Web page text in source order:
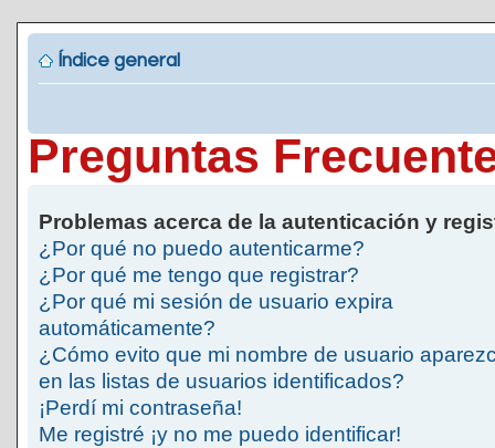
Índice general
Preguntas
Problemas acerca de la autenticación y
¿Por qué no puedo autenticarme?
¿Por qué me tengo que registrar?
¿Por qué mi sesión de usuario expira
automáticamente?
¿Cómo evito que mi nombre de usuario
en las listas de usuarios identificados?
¡Perdí mi contraseña!
Me registré ¡y no me puedo identificar!